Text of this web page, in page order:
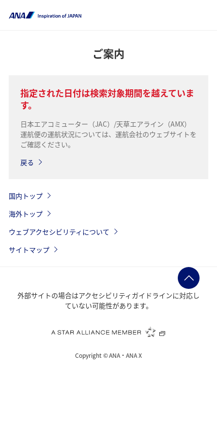
ご案内
指定された日付は検索対象期間を越えていま
す。
日本エアコミューター（JAC）/天草エアライン（AMX）
運航便の運航状況については、運航会社のウェブサイトを
ご確認ください。
戻る
国内トップ
海外トップ
ウェブアクセシビリティについて
サイトマップ
外部サイトの場合はアクセシビリティガイドラインに対応し
ていない可能性があります。
Copyright ©ANA・ANA X